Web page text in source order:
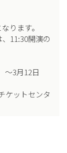
ります。
11:30開演の
～3月12日
ケットセンタ